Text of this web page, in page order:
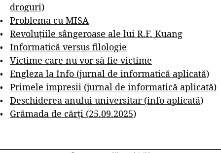
droguri)
Problema cu MISA
Revoluțiile sângeroase ale lui R.F. Kuang
Informatică versus filologie
Victime care nu vor să fie victime
Engleza la Info (jurnal de informatică aplicată)
Primele impresii (jurnal de informatică aplicată)
Deschiderea anului universitar (info aplicată)
Grămada de cărți (25.09.2025)